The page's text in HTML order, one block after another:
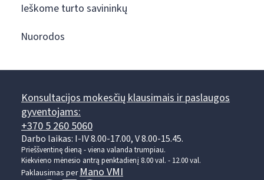
Ieškome turto savininkų
Nuorodos
Konsultacijos mokesčių klausimais ir paslaugos
gyventojams:
+370 5 260 5060
Darbo laikas: I-IV 8.00-17.00, V 8.00-15.45.
Prieššventinę dieną - viena valanda trumpiau.
Kiekvieno mėnesio antrą penktadienį 8.00 val. - 12.00 val.
Paklausimas per Mano VMI